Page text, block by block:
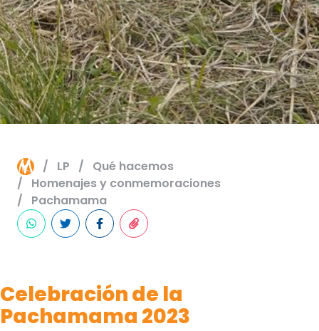
LP
Qué hacemos
Homenajes y conmemoraciones
Pachamama
Celebración de la
Pachamama 2023